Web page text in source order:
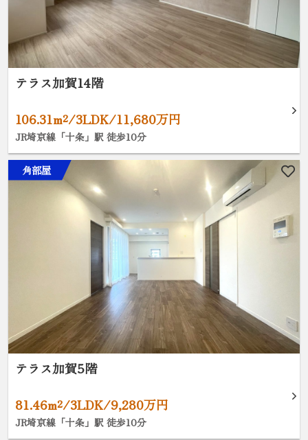
テラス加賀14階
106.31m²/3LDK/11,680万円
JR埼京線「十条」駅 徒歩10分
角部屋
テラス加賀5階
81.46m²/3LDK/9,280万円
JR埼京線「十条」駅 徒歩10分